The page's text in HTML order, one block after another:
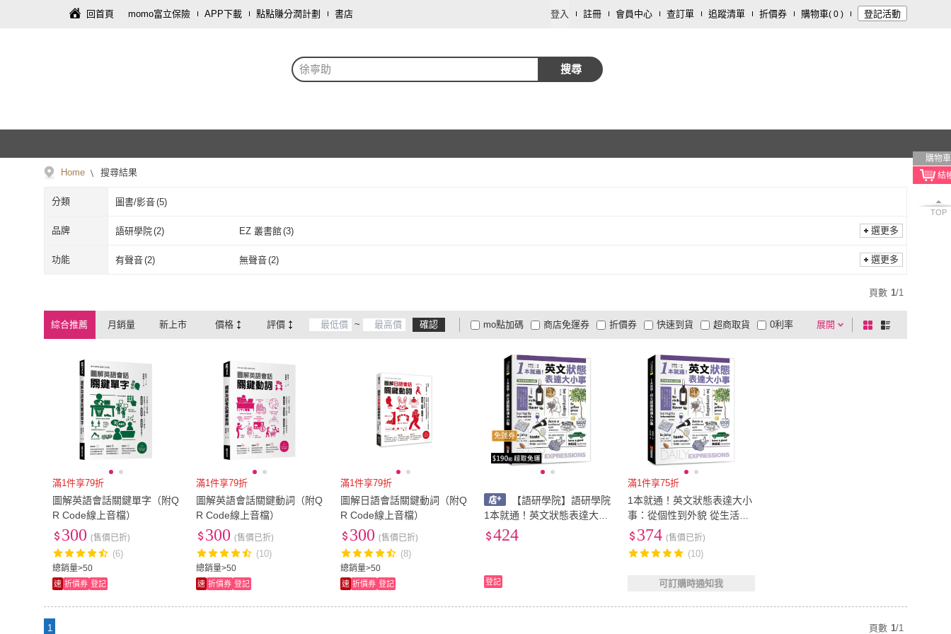
回首頁 momo富立保險 APP下載 點點賺分潤計劃 書店 登入 註冊 會員中心 查訂單 追蹤清單 折價券 購物車( 0 ) 登記活動
徐寧助 搜尋
購物車
TOP
Home 搜尋結果
分類 圖書/影音(5)
品牌 語研學院(2) EZ 叢書館(3)
語研學院 EZ 叢書館
選更多
功能 有聲音(2) 無聲音(2) 選更多
頁數 1/1
綜合推薦 月銷量 新上市 價格 評價 ~ 確認 展開
折價券
有影片
商品有量 電視購物
mo點加碼 快速到貨 超商取貨
低溫宅配
大家電安心配
大家電快配
商店免運券 0利率
貨到付款 超商付款
及以上 3 及以上 1 及以上
棋
盤
列
滿1件享79折
圖解英語會話關鍵單字（附Q
R Code線上音檔）
總銷量>50
300 (售價已折)
(6)
速 折價券 登記
滿1件享79折
圖解英語會話關鍵動詞（附Q
R Code線上音檔）
總銷量>50
300 (售價已折)
(10)
速 折價券 登記
滿1件享79折
圖解日語會話關鍵動詞（附Q
R Code線上音檔）
總銷量>50
300 (售價已折)
(8)
速 折價券 登記
免運券
【語研學院】語研學院
1本就通！英文狀態表達大小
事 附QR碼線上音檔 徐寧助
424
登記
滿1件享75折
1本就通！英文狀態表達大小
事：從個性到外貌 從生活到
職場 日常用語涵蓋食衣住行
374 (售價已折)
(10)
可訂購時通知我
1 頁數 1/1